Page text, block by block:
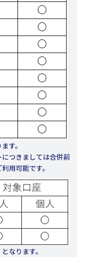
す。
つきましては合併前
用可能です。
なります。